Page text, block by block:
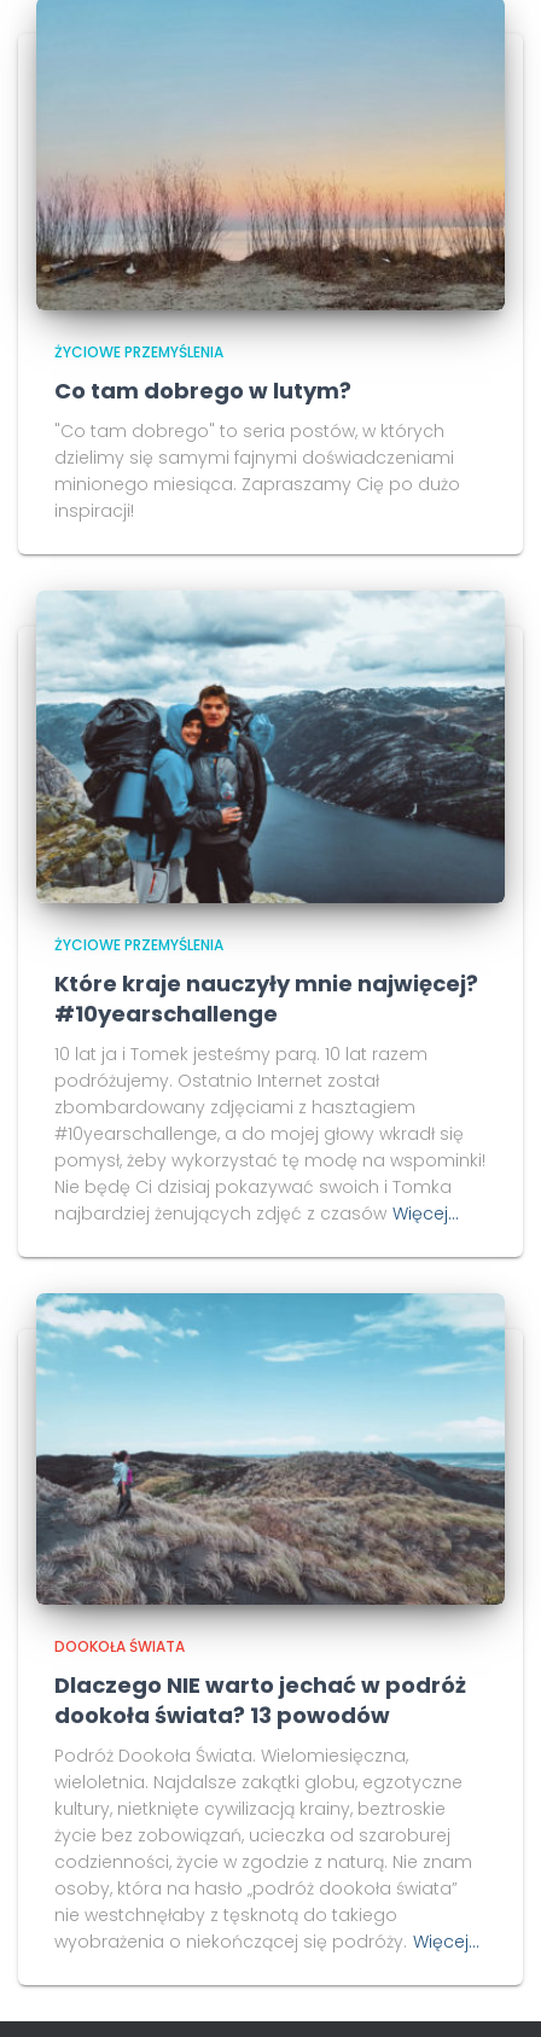
ŻYCIOWE PRZEMYŚLENIA
Co tam dobrego w lutym?
"Co tam dobrego" to seria postów, w których
dzielimy się samymi fajnymi doświadczeniami
minionego miesiąca. Zapraszamy Cię po dużo
inspiracji!
ŻYCIOWE PRZEMYŚLENIA
Które kraje nauczyły mnie najwięcej?
#10yearschallenge
10 lat ja i Tomek jesteśmy parą. 10 lat razem
podróżujemy. Ostatnio Internet został
zbombardowany zdjęciami z hasztagiem
#10yearschallenge, a do mojej głowy wkradł się
pomysł, żeby wykorzystać tę modę na wspominki!
Nie będę Ci dzisiaj pokazywać swoich i Tomka
najbardziej żenujących zdjęć z czasów Więcej…
DOOKOŁA ŚWIATA
Dlaczego NIE warto jechać w podróż
dookoła świata? 13 powodów
Podróż Dookoła Świata. Wielomiesięczna,
wieloletnia. Najdalsze zakątki globu, egzotyczne
kultury, nietknięte cywilizacją krainy, beztroskie
życie bez zobowiązań, ucieczka od szaroburej
codzienności, życie w zgodzie z naturą. Nie znam
osoby, która na hasło „podróż dookoła świata”
nie westchnęłaby z tęsknotą do takiego
wyobrażenia o niekończącej się podróży. Więcej…